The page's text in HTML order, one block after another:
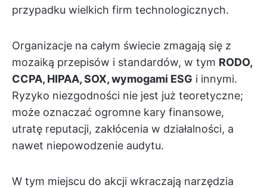
przypadku wielkich firm technologicznych.
Organizacje na całym świecie zmagają się z
mozaiką przepisów i standardów, w tym RODO,
CCPA, HIPAA, SOX, wymogami ESG i innymi.
Ryzyko niezgodności nie jest już teoretyczne;
może oznaczać ogromne kary finansowe,
utratę reputacji, zakłócenia w działalności, a
nawet niepowodzenie audytu.
W tym miejscu do akcji wkraczają narzędzia